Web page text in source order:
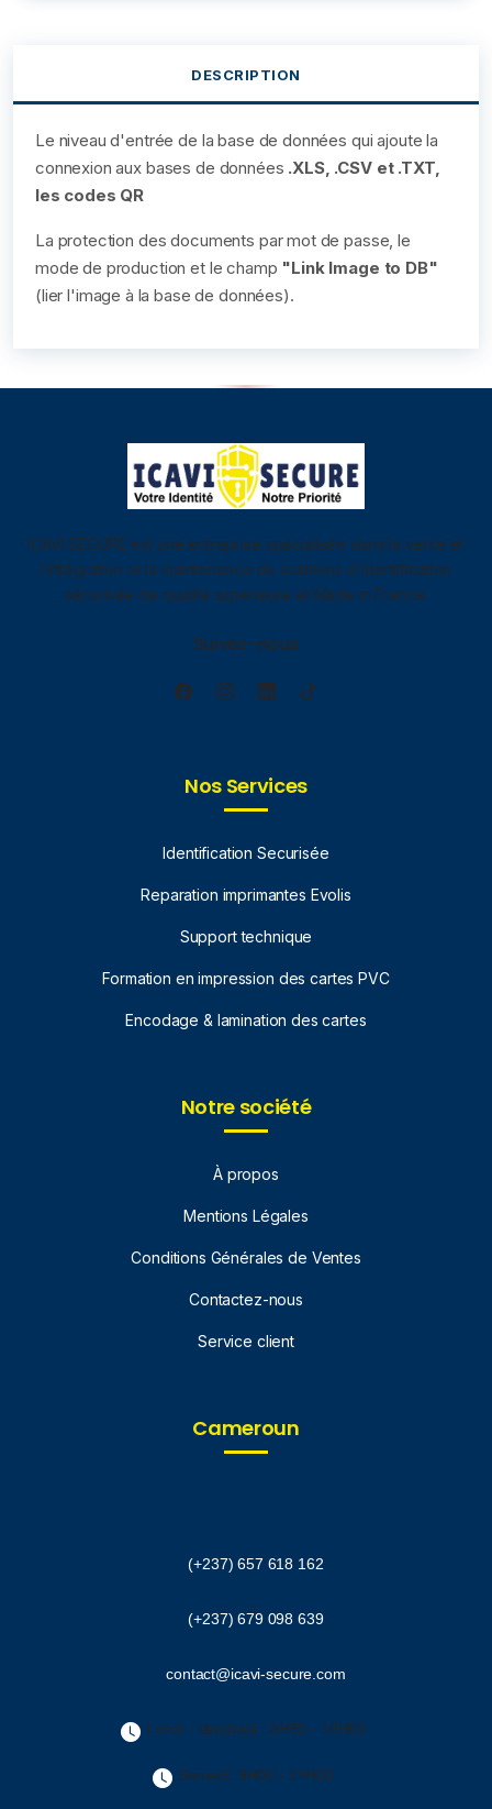
DESCRIPTION
Le niveau d'entrée de la base de données qui ajoute la
connexion aux bases de données .XLS, .CSV et .TXT,
les codes QR
La protection des documents par mot de passe, le
mode de production et le champ "Link Image to DB"
(lier l'image à la base de données).
ICAVI SECURE est une entreprise spécialisée dans la vente et
l’intégration et la maintenance de solutions d'identification
sécurisée de qualité supérieure et Made in France.
Suivez-nous
Nos Services
Identification Securisée
Reparation imprimantes Evolis
Support technique
Formation en impression des cartes PVC
Encodage & lamination des cartes
Notre société
À propos
Mentions Légales
Conditions Générales de Ventes
Contactez-nous
Service client
Cameroun
(+237) 657 618 162
(+237) 679 098 639
contact@icavi-secure.com
Lundi - Vendredi : 8H30 - 18H00
Samedi: 9H00 - 14H00